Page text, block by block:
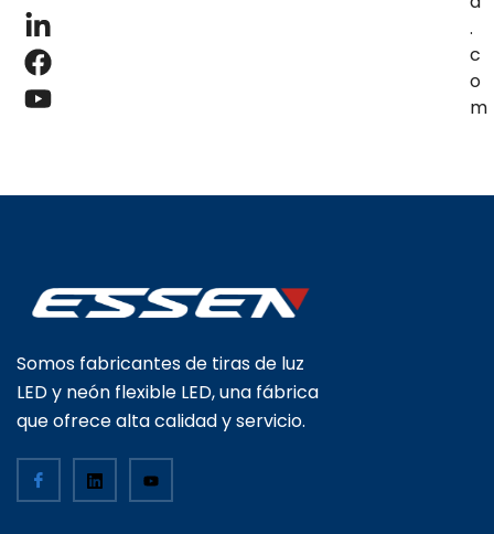
.
c
o
m
Somos fabricantes de tiras de luz
LED y neón flexible LED, una fábrica
que ofrece alta calidad y servicio.